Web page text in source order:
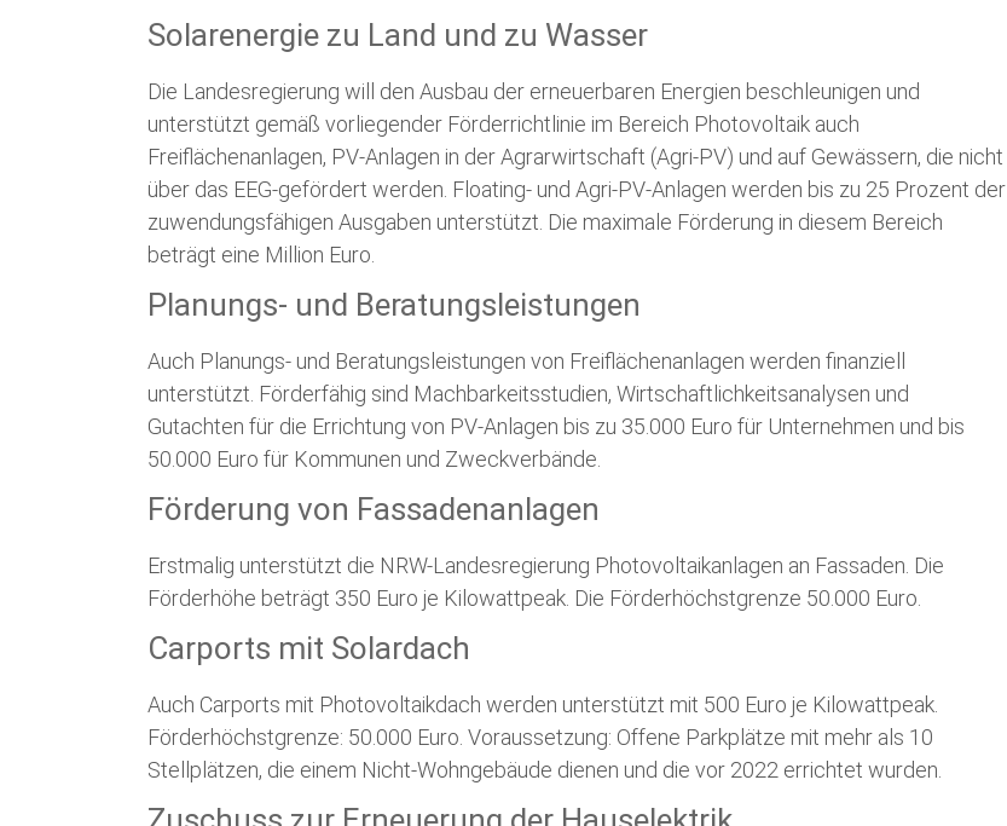
Solarenergie zu Land und zu Wasser
Die Landesregierung will den Ausbau der erneuerbaren Energien beschleunigen und
unterstützt gemäß vorliegender Förderrichtlinie im Bereich Photovoltaik auch
Freiflächenanlagen, PV-Anlagen in der Agrarwirtschaft (Agri-PV) und auf Gewässern, die nicht
über das EEG-gefördert werden. Floating- und Agri-PV-Anlagen werden bis zu 25 Prozent der
zuwendungsfähigen Ausgaben unterstützt. Die maximale Förderung in diesem Bereich
beträgt eine Million Euro.
Planungs- und Beratungsleistungen
Auch Planungs- und Beratungsleistungen von Freiflächenanlagen werden finanziell
unterstützt. Förderfähig sind Machbarkeitsstudien, Wirtschaftlichkeitsanalysen und
Gutachten für die Errichtung von PV-Anlagen bis zu 35.000 Euro für Unternehmen und bis
50.000 Euro für Kommunen und Zweckverbände.
Förderung von Fassadenanlagen
Erstmalig unterstützt die NRW-Landesregierung Photovoltaikanlagen an Fassaden. Die
Förderhöhe beträgt 350 Euro je Kilowattpeak. Die Förderhöchstgrenze 50.000 Euro.
Carports mit Solardach
Auch Carports mit Photovoltaikdach werden unterstützt mit 500 Euro je Kilowattpeak.
Förderhöchstgrenze: 50.000 Euro. Voraussetzung: Offene Parkplätze mit mehr als 10
Stellplätzen, die einem Nicht-Wohngebäude dienen und die vor 2022 errichtet wurden.